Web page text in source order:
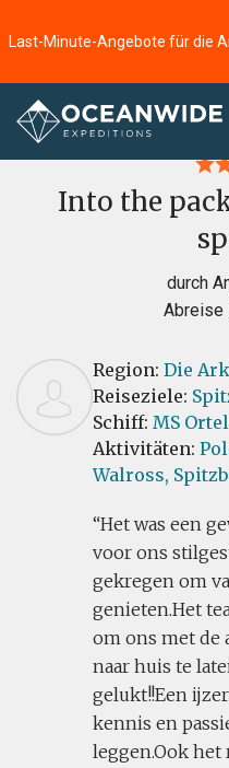
Startseite
Into the
durch
Abreise
Region: Die
Reiseziele:
Schiff: MS
Aktivitäten:
Walross,
Het was een
voor ons
gekregen om
genieten.Het
om ons met
naar huis te
gelukt!!Een
kennis en
leggen.Ook het